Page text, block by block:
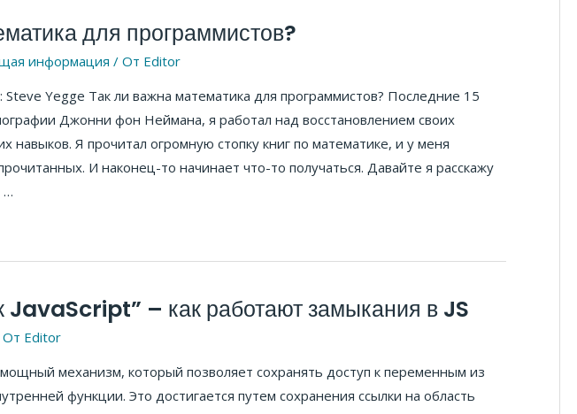
для программистов?
информация / От Editor
Steve Yegge Так ли важна математика для программистов? Последние 15
Джонни фон Неймана, я работал над восстановлением своих
навыков. Я прочитал огромную стопку книг по математике, и у меня
И наконец-то начинает что-то получаться. Давайте я расскажу
…
JavaScript” – как работают замыкания в JS
Editor
механизм, который позволяет сохранять доступ к переменным из
функции. Это достигается путем сохранения ссылки на область